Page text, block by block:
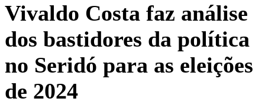
Vivaldo Costa faz análise
dos bastidores da política
no Seridó para as eleições
de 2024